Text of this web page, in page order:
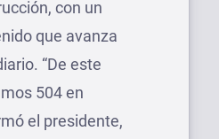
con un
que avanza
“De este
504 en
el presidente,